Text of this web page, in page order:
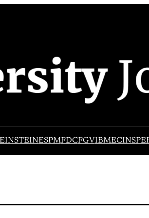
ESPMFDCFGVIBMEC